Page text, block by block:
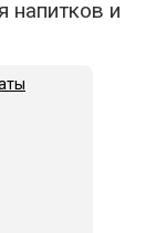
напитков и